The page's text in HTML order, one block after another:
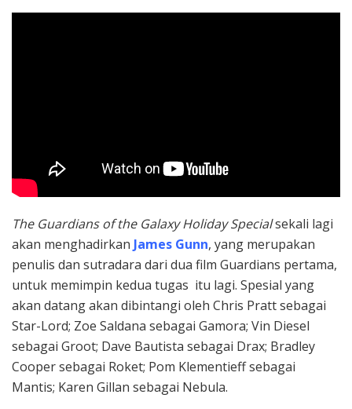
The Guardians of the Galaxy Holiday Specialsekali lagi
akan menghadirkan James Gunn, yang merupakan
penulis dan sutradara dari dua film Guardians pertama,
untuk memimpin kedua tugas itu lagi. Spesial yang
akan datang akan dibintangi oleh Chris Pratt sebagai
Star-Lord; Zoe Saldana sebagai Gamora; Vin Diesel
sebagai Groot; Dave Bautista sebagai Drax; Bradley
Cooper sebagai Roket; Pom Klementieff sebagai
Mantis; Karen Gillan sebagai Nebula.